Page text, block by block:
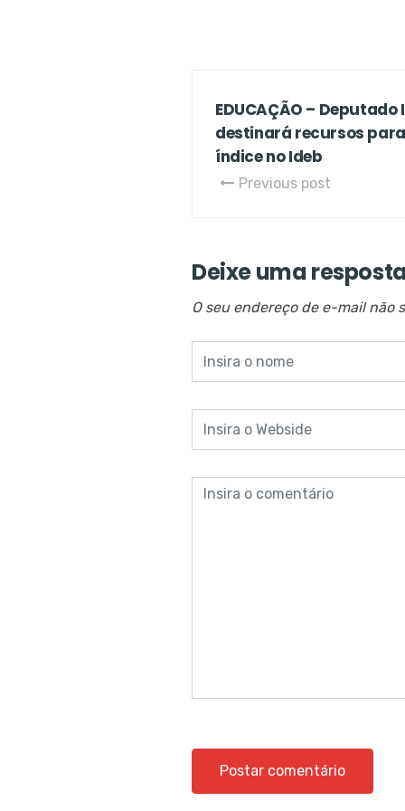
EDUCAÇÃO –
destinará recursos
índice no Ideb
Previous post
Deixe uma
O seu endereço de e-mail não